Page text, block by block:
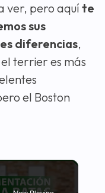
ver, pero aquí te
sus
diferencias,
terrier es más
el Boston